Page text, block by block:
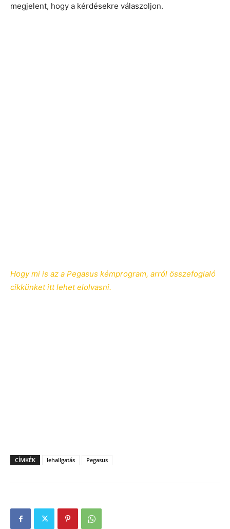
megjelent, hogy a kérdésekre válaszoljon.
Hogy mi is az a Pegasus kémprogram, arról összefoglaló
cikkünket itt lehet elolvasni.
CÍMKÉK lehallgatás Pegasus